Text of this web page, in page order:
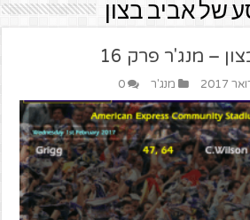
של אביב בצון
– מנג'ר פרק 16
מנג'ר 0